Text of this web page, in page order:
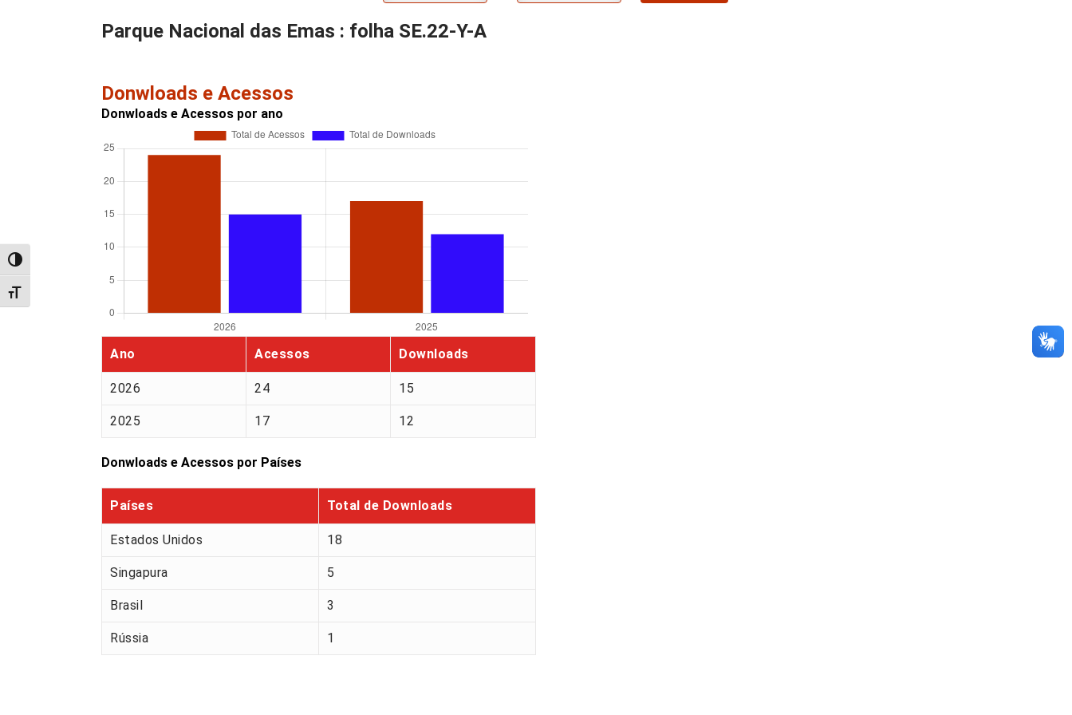
Alternar alto contraste
Alternar tamanho da fonte
Parque Nacional das Emas : folha SE.22-Y-A
Donwloads e Acessos
Donwloads e Acessos por ano
Ano Acessos Downloads
2026 24 15
2025 17 12
Donwloads e Acessos por Países
Países Total de Downloads
Estados Unidos 18
Singapura 5
Brasil 3
Rússia 1